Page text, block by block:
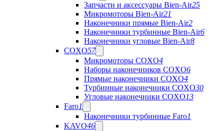
Запчасти и аксессуары Bien-Air25
Микромоторы Bien-Air21
Наконечники прямые Bien-Air2
Наконечники турбинные Bien-Air6
Наконечники угловые Bien-Air8
COXO57
Микромоторы COXO4
Наборы наконечников COXO6
Прямые наконечники COXO4
Турбинные наконечники COXO30
Угловые наконечники COXO13
Faro1
Наконечники турбинные Faro1
KAVO46